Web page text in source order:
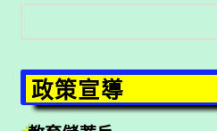
搜
尋
政策宣導